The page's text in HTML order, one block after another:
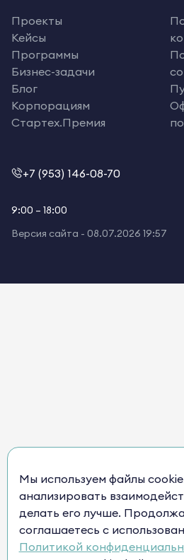
Проекты
Кейсы
Программы
Бизнес-задачи
Блог
Корпорациям
Стартех.Премия
+7 (953) 146-08-70
9:00 – 18:00
Версия сайта - 08.07.2026 19:57
Мы используем файлы
анализировать
делать его лучше.
соглашаетесь с
Политикой